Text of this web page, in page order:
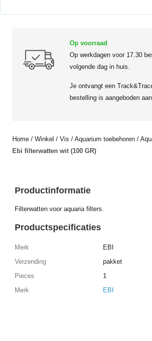
Op voorraad
Op werkdagen voor 17.30
volgende dag in huis.
Je ontvangt een
bestelling is aangeboden
Home / Winkel / Vis / Aquarium toebehoren /
Ebi filterwatten wit (100 GR)
Productinformatie
Filterwatten voor aquaria filters.
Productspecificaties
Merk
EBI
Verzending
pakket
Pieces
1
Merk
EBI